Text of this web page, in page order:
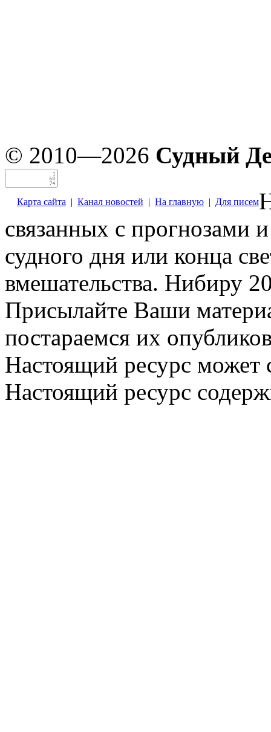
© 2010—2026 Судный
Карта сайта | Канал новостей | На главную | Для писем
связанных с прогнозами
судного дня или конца
вмешательства. Нибиру
Присылайте Ваши
постараемся их
Настоящий ресурс может
Настоящий ресурс